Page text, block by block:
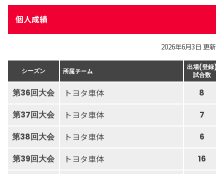
個人成績
2026年6月3日 更新
シーズン 所属チーム
出場(登録)
試合数
第36回大会 トヨタ車体 8
第37回大会 トヨタ車体 7
第38回大会 トヨタ車体 6
第39回大会 トヨタ車体 16